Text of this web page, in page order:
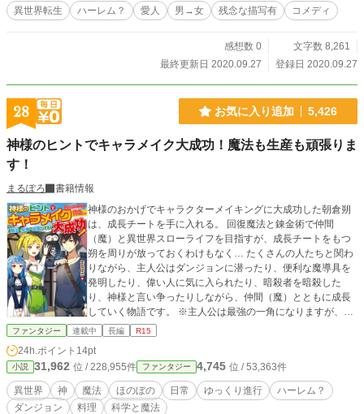
異世界転生 ハーレム？ 愛人 男→女 残念な描写有 コメディ
感想数 0
文字数 8,261
最終更新日 2020.09.27
登録日 2020.09.27
28 お気に入り追加 5,426
神様のヒントでキャラメイク大成功！魔法も生産も頑張りま
す！
まるぽろ
書籍情報
神様のおかげでキャラクターメイキングに大成功した朝倉朔
は、成長チートを手に入れる。 回復魔法と錬金術で仲間
（魔）と異世界スローライフを目指すが、成長チートをもつ
朔を周りが放っておくわけもなく… たくさんの人たちと関わ
りながら、主人公はダンジョンに潜ったり、便利な魔導具を
発明したり、偉い人に気に入られたり、暗殺者を暗殺した
り、神様と言い争ったりしながら、仲間（魔）とともに成長
していく物語です。 ※主人公は最強の一角になりますが、基
本的にはサポート役です。 ※この度、アルファポリス様から
りがとうございます。 なお、書籍化に伴い発売日以降、第一
巻の範囲（第二章第二話まで）はレンタルとなります。ま
た、小説家になろう様でも掲載しておりますが、3月中旬には
削除いたします。
ファンタジー 連載中 長編 R15
24h.ポイント 14pt
小説 31,962 位 / 228,955件 ファンタジー 4,745 位 / 53,363件
異世界 神 魔法 ほのぼの 日常 ゆっくり進行
ハーレム？
ダンジョン
料理 科学と魔法